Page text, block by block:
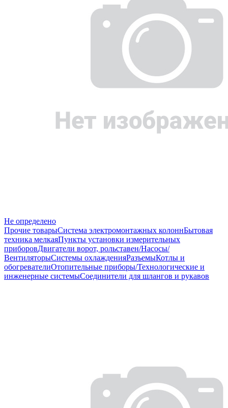
Не определено
Прочие товарыСистема электромонтажных колоннБытовая
техника мелкаяПункты установки измерительных
приборовДвигатели ворот, рольставен/Насосы/
ВентиляторыСистемы охлажденияРазъемыКотлы и
обогревателиОтопительные приборы/Технологические и
инженерные системыСоединители для шлангов и рукавов